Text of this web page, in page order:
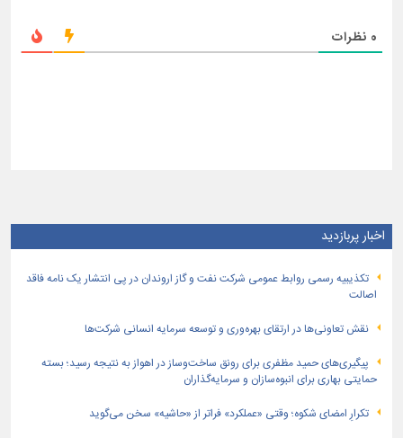
0 نظرات
اخبار پربازدید
تكذیبیه رسمی روابط عمومی شركت نفت و گاز اروندان در پی انتشار یک نامه فاقد
اصالت
نقش تعاونی‌ها در ارتقای بهره‌وری و توسعه سرمایه انسانی شرکت‌ها
پیگیری‌های حمید مظفری برای رونق ساخت‌وساز در اهواز به نتیجه رسید؛ بسته
حمایتی بهاری برای انبوه‌سازان و سرمایه‌گذاران
تکرارِ امضای شکوه؛ وقتی «عملکرد» فراتر از «حاشیه» سخن می‌گوید